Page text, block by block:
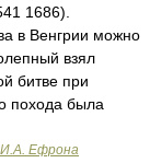
1686).
в Венгрии можно
взял
битве при
похода была
И.А. Ефрона